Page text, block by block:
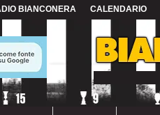
BIANCONERA CALENDARIO